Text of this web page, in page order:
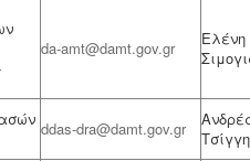
da-amt@damt.gov.gr
Ελένη
ddas-dra@damt.gov.gr